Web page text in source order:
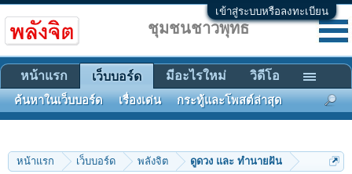
เข้าสู่ระบบหรือลงทะเบียน
หน้าแรก เว็บบอร์ด พลังจิต ดูดวง และ ทำนายฝัน
ชุมชนชาวพุทธ
หน้าแรก เว็บบอร์ด
ค้นหาในเว็บบอร์ด เรื่องเด่น กระทู้และโพสต์ล่าสุด
มีอะไรใหม่ วิดีโอ